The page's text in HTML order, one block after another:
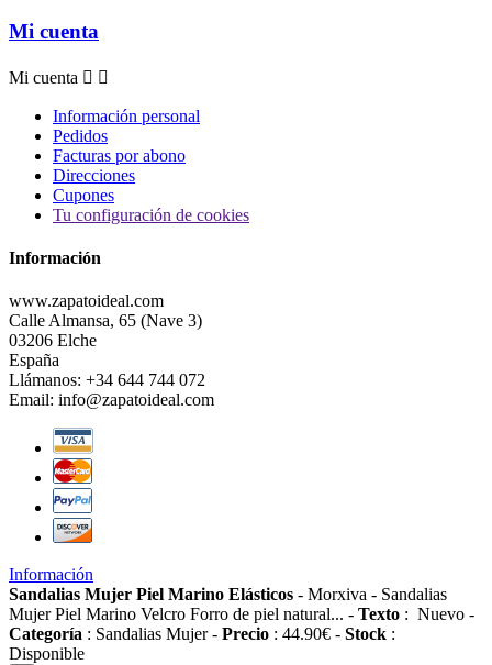
Mi cuenta
Mi cuenta  
Información personal
Pedidos
Facturas por abono
Direcciones
Cupones
Tu configuración de cookies
Información
www.zapatoideal.com
Calle Almansa, 65 (Nave 3)
03206 Elche
España
Llámanos: +34 644 744 072
Email: info@zapatoideal.com
Información
Sandalias Mujer Piel Marino Elásticos - Morxiva - Sandalias
Mujer Piel Marino Velcro Forro de piel natural... - Texto : Nuevo -
Categoría : Sandalias Mujer- Precio : 44.90€ - Stock :
Disponible